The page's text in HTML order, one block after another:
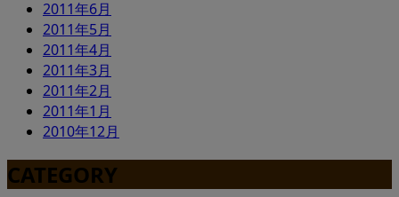
2011年6月
2011年5月
2011年4月
2011年3月
2011年2月
2011年1月
2010年12月
CATEGORY